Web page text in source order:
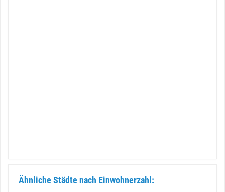
Ähnliche Städte nach Einwohnerzahl: